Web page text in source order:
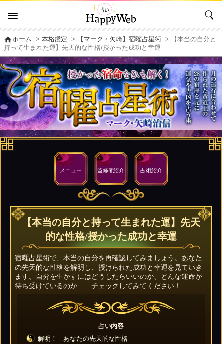
homeホーム >本格鑑定 > 【マーク・矢崎】宿曜占星術 > 【本当の自分と
持って生まれた運】先天的な性格/授かった成功と幸運
メニュー 監修者紹介 占術紹介
【本当の自分と持って生まれた運】先天
的な性格/授かった成功と幸運
宿曜占星術で、本当の自分を再確認してみましょう。あなた
の先天的な性格を解明し、授けられた成功と幸運を見ていき
ます。自分を生かすにはどうしたらいいのか、どんな運命が
待ち受けているのか……チェックしてみてください！
占い内容
解明！ あなたの先天的な性格